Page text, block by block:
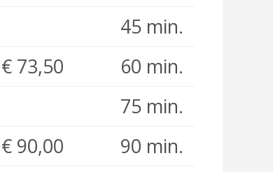
45 min.
€ 73,50
60 min.
75 min.
€ 90,00
90 min.